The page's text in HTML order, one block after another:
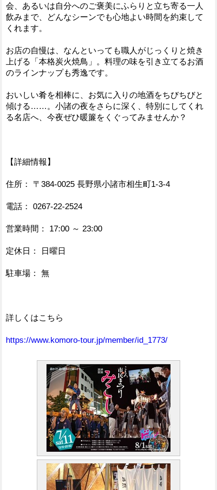
会、あるいは自分へのご褒美にふらりと立ち寄る一人
飲みまで、どんなシーンでも心地よい時間を約束して
くれます。
お店の自慢は、なんといっても職人がじっくりと焼き
上げる「本格炭火焼鳥」。料理の味を引き立てるお酒
のラインナップも秀逸です。
おいしい肴を相棒に、お気に入りの地酒をちびちびと
傾ける……。小諸の夜をさらに深く、特別にしてくれ
る名店へ、今夜ぜひ暖簾をくぐってみませんか？
【詳細情報】
住所： 〒384-0025 長野県小諸市相生町1-3-4
電話： 0267-22-2524
営業時間： 17:00 ～ 23:00
定休日： 日曜日
駐車場： 無
詳しくはこちら
https://www.komoro-tour.jp/member/id_1773/